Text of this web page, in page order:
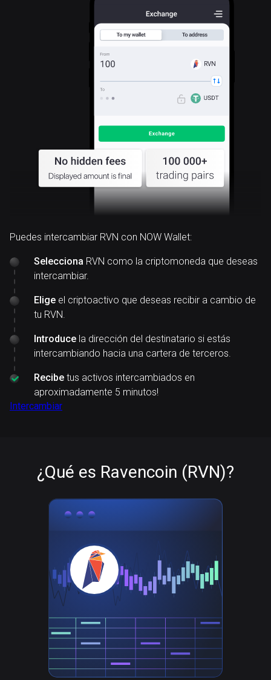
RVN
Puedes intercambiar RVN con NOW Wallet:
Selecciona RVN como la criptomoneda que deseas
intercambiar.
Elige el criptoactivo que deseas recibir a cambio de
tu RVN.
Introduce la dirección del destinatario si estás
intercambiando hacia una cartera de terceros.
Recibe tus activos intercambiados en
aproximadamente 5 minutos!
Intercambiar
¿Qué es Ravencoin (RVN)?